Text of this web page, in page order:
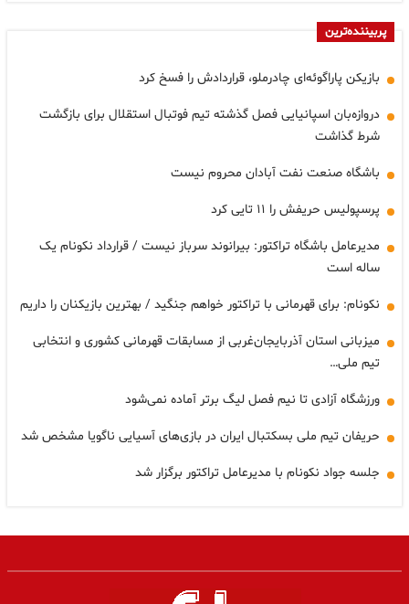
پربیننده‌ترین
بازیکن پاراگوئه‌ای چادرملو، قراردادش را فسخ کرد
دروازه‌بان اسپانیایی فصل گذشته تیم فوتبال استقلال برای بازگشت
شرط گذاشت
باشگاه صنعت نفت آبادان محروم نیست
پرسپولیس حریفش را ۱۱ تایی کرد
مدیرعامل باشگاه تراکتور: بیرانوند سرباز نیست / قرارداد نکونام یک
ساله است
نکونام: برای قهرمانی با تراکتور خواهم جنگید / بهترین بازیکنان را داریم
میزبانی استان آذربایجان‌غربی از مسابقات قهرمانی کشوری و انتخابی
تیم ملی…
ورزشگاه آزادی تا نیم فصل لیگ برتر آماده نمی‌شود
حریفان تیم ملی بسکتبال ایران در بازی‌های آسیایی ناگویا مشخص شد
جلسه جواد نکونام با مدیرعامل تراکتور برگزار شد